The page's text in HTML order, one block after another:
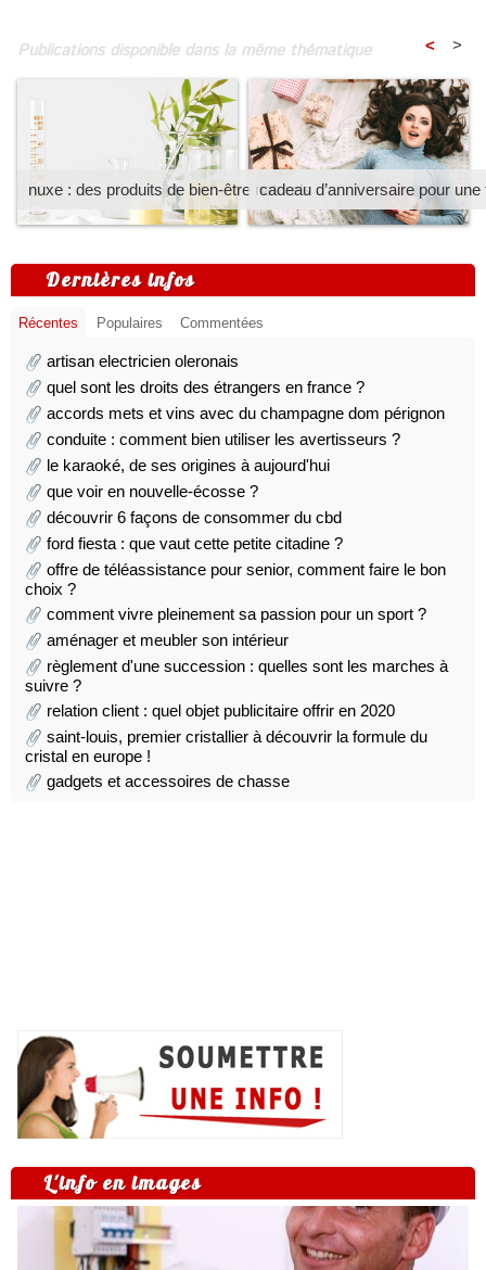
Publications disponible dans la même thématique < >
nuxe : des produits de bien-être naturelscadeau d’anniversaire pour
Dernières infos
Récentes Populaires Commentées
artisan electricien oleronais
quel sont les droits des étrangers en france ?
accords mets et vins avec du champagne dom pérignon
conduite : comment bien utiliser les avertisseurs ?
le karaoké, de ses origines à aujourd'hui
que voir en nouvelle-écosse ?
découvrir 6 façons de consommer du cbd
ford fiesta : que vaut cette petite citadine ?
offre de téléassistance pour senior, comment faire le bon
choix ?
comment vivre pleinement sa passion pour un sport ?
aménager et meubler son intérieur
règlement d'une succession : quelles sont les marches à
suivre ?
relation client : quel objet publicitaire offrir en 2020
saint-louis, premier cristallier à découvrir la formule du
cristal en europe !
gadgets et accessoires de chasse
L'info en images